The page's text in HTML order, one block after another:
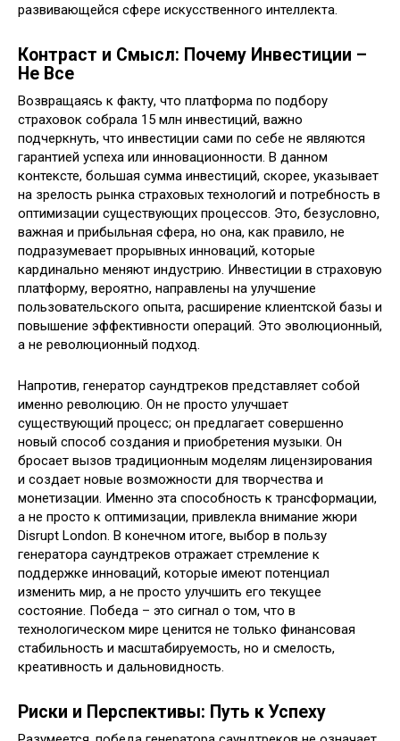
развивающейся сфере искусственного интеллекта.
Контраст и Смысл: Почему Инвестиции –
Не Все
Возвращаясь к факту, что платформа по подбору
страховок собрала 15 млн инвестиций, важно
подчеркнуть, что инвестиции сами по себе не являются
гарантией успеха или инновационности. В данном
контексте, большая сумма инвестиций, скорее, указывает
на зрелость рынка страховых технологий и потребность в
оптимизации существующих процессов. Это, безусловно,
важная и прибыльная сфера, но она, как правило, не
подразумевает прорывных инноваций, которые
кардинально меняют индустрию. Инвестиции в страховую
платформу, вероятно, направлены на улучшение
пользовательского опыта, расширение клиентской базы и
повышение эффективности операций. Это эволюционный,
а не революционный подход.
Напротив, генератор саундтреков представляет собой
именно революцию. Он не просто улучшает
существующий процесс; он предлагает совершенно
новый способ создания и приобретения музыки. Он
бросает вызов традиционным моделям лицензирования
и создает новые возможности для творчества и
монетизации. Именно эта способность к трансформации,
а не просто к оптимизации, привлекла внимание жюри
Disrupt London. В конечном итоге, выбор в пользу
генератора саундтреков отражает стремление к
поддержке инноваций, которые имеют потенциал
изменить мир, а не просто улучшить его текущее
состояние. Победа – это сигнал о том, что в
технологическом мире ценится не только финансовая
стабильность и масштабируемость, но и смелость,
креативность и дальновидность.
Риски и Перспективы: Путь к Успеху